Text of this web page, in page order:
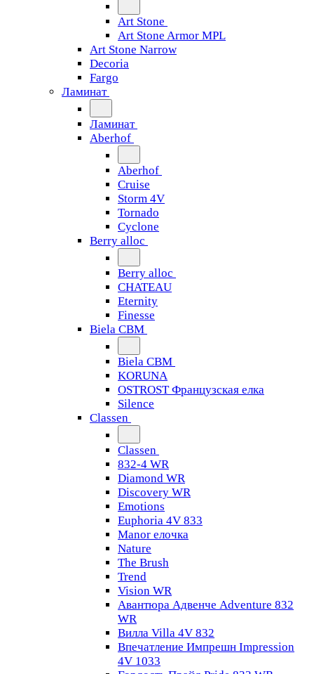
Art Stone
Art Stone Armor MPL
Art Stone Narrow
Decoria
Fargo
Ламинат
Ламинат
Aberhof
Aberhof
Cruise
Storm 4V
Tornado
Сyclone
Berry alloc
Berry alloc
CHATEAU
Eternity
Finesse
Biela CBM
Biela CBM
KORUNA
OSTROST Французская елка
Silence
Classen
Classen
832-4 WR
Diamond WR
Discovery WR
Emotions
Euphoria 4V 833
Manor елочка
Nature
The Brush
Trend
Vision WR
Авантюра Адвенче Adventure 832
WR
Вилла Villa 4V 832
Впечатление Импрешн Impression
4V 1033